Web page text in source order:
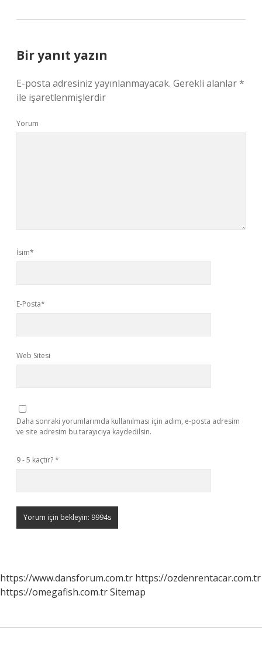
Bir yanıt yazın
E-posta adresiniz yayınlanmayacak. Gerekli alanlar*
ile işaretlenmişlerdir
Yorum
İsim*
E-Posta*
Web Sitesi
Daha sonraki yorumlarımda kullanılması için adım, e-posta adresim
ve site adresim bu tarayıcıya kaydedilsin.
9 - 5 kaçtır?*
https://www.dansforum.com.tr https://ozdenrentacar.com.tr
https://omegafish.com.trSitemap